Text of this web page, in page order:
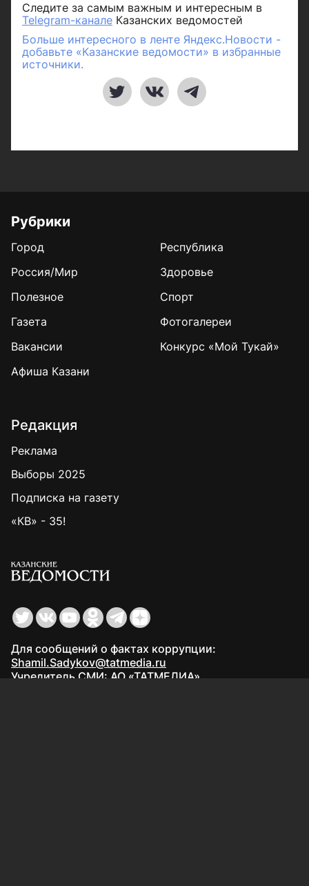
Следите за самым важным и интересным в
Telegram-канале Казанских ведомостей
Больше интересного в ленте Яндекс.Новости -
добавьте «Казанские ведомости» в избранные
источники.
Рубрики
Город
Республика
Россия/Мир
Здоровье
Полезное
Спорт
Газета
Фотогалереи
Вакансии
Конкурс «Мой Тукай»
Афиша Казани
Редакция
Реклама
Выборы 2025
Подписка на газету
«КВ» - 35!
Для сообщений о фактах коррупции:
Shamil.Sadykov@tatmedia.ru
Учредитель СМИ: АО «ТАТМЕДИА»